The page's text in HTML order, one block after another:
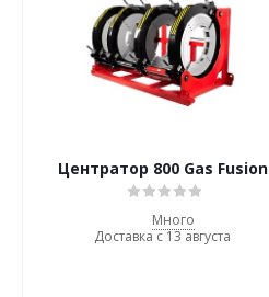
Центратор 800 Gas Fusion
Много
Доставка с 13 августа